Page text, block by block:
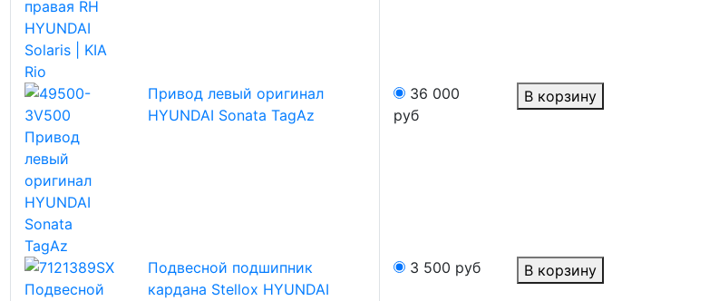
Привод левый оригинал
HYUNDAI Sonata TagAz
36 000
руб
В корзину
Подвесной подшипник
кардана Stellox HYUNDAI
3 500 руб В корзину